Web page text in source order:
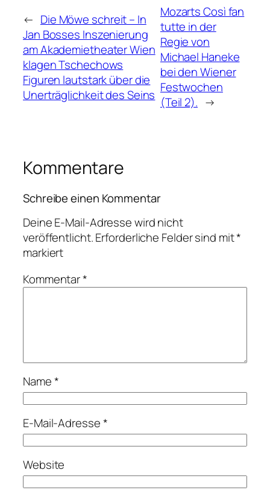
← Die Möwe schreit – In
Jan Bosses Inszenierung
am Akademietheater Wien
klagen Tschechows
Figuren lautstark über die
Unerträglichkeit des Seins
Mozarts Così fan
tutte in der
Regie von
Michael Haneke
bei den Wiener
Festwochen
(Teil 2). →
Kommentare
Schreibe einen Kommentar
Deine E-Mail-Adresse wird nicht
veröffentlicht.Erforderliche Felder sind mit*
markiert
Kommentar*
Name*
E-Mail-Adresse*
Website